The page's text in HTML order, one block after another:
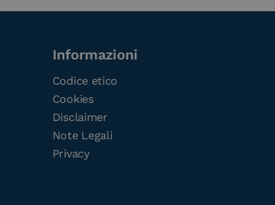
Informazioni
Codice etico
Cookies
Disclaimer
Note Legali
Privacy